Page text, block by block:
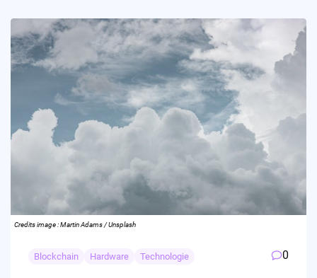
Credits image : Martin Adams / Unsplash
Blockchain Hardware Technologie 0